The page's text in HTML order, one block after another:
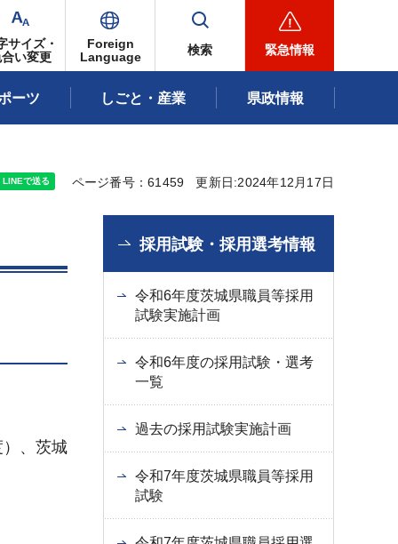
サイズ・
い変更
Foreign
Language
検索 緊急情報
ーツ しごと・産業 県政情報
ページ番号：61459 更新日:2024年12月17日
、茨城
採用試験・採用選考情報
令和6年度茨城県職員等採用
試験実施計画
令和6年度の採用試験・選考
一覧
過去の採用試験実施計画
令和7年度茨城県職員等採用
試験